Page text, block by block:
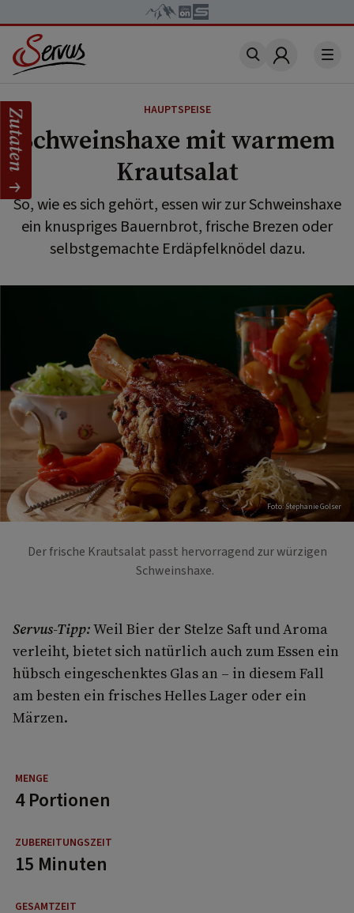
Account
HAUPTSPEISE
Schweinshaxe mit warmem
Krautsalat
So, wie es sich gehört, essen wir zur Schweinshaxe
ein knuspriges Bauernbrot, frische Brezen oder
selbstgemachte Erdäpfelknödel dazu.
Foto: Stephanie Golser
Der frische Krautsalat passt hervorragend zur würzigen
Schweinshaxe.
Servus-Tipp:Weil Bier der Stelze Saft und Aroma
verleiht, bietet sich natürlich auch zum Essen ein
hübsch eingeschenktes Glas an – in diesem Fall
am besten ein frisches Helles Lager oder ein
Märzen.
4 Portionen
15 Minuten
Zutaten